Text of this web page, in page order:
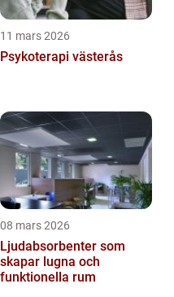
11 mars 2026
Psykoterapi västerås
08 mars 2026
Ljudabsorbenter som
skapar lugna och
funktionella rum